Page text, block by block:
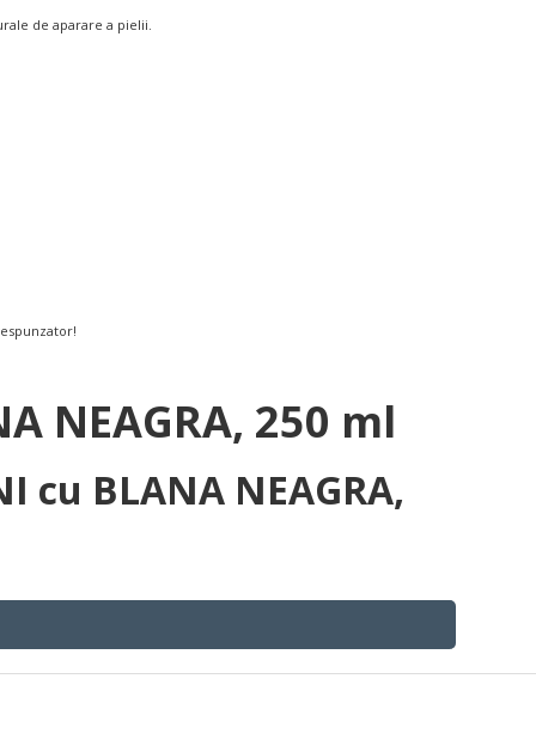
de aparare a pielii.
NEAGRA, 250 ml
cu BLANA NEAGRA,